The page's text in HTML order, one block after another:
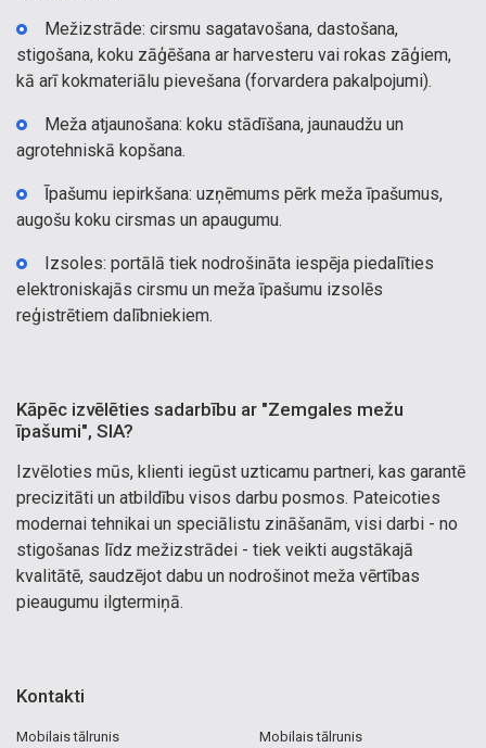
Mežizstrāde: cirsmu sagatavošana, dastošana,
stigošana, koku zāģēšana ar harvesteru vai rokas zāģiem,
kā arī kokmateriālu pievešana (forvardera pakalpojumi).
Meža atjaunošana: koku stādīšana, jaunaudžu un
agrotehniskā kopšana.
Īpašumu iepirkšana: uzņēmums pērk meža īpašumus,
augošu koku cirsmas un apaugumu.
Izsoles: portālā tiek nodrošināta iespēja piedalīties
elektroniskajās cirsmu un meža īpašumu izsolēs
reģistrētiem dalībniekiem.
Kāpēc izvēlēties sadarbību ar "Zemgales mežu
īpašumi", SIA?
Izvēloties mūs, klienti iegūst uzticamu partneri, kas garantē
precizitāti un atbildību visos darbu posmos. Pateicoties
modernai tehnikai un speciālistu zināšanām, visi darbi - no
stigošanas līdz mežizstrādei - tiek veikti augstākajā
kvalitātē, saudzējot dabu un nodrošinot meža vērtības
pieaugumu ilgtermiņā.
Kontakti
Mobilais tālrunis Mobilais tālrunis